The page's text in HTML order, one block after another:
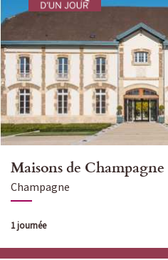
Maisons de
Champagne
1 journée